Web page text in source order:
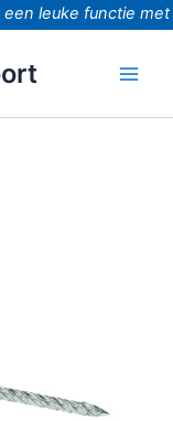
leuke functie